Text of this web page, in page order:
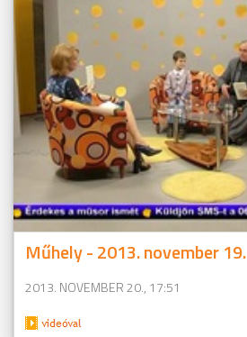
Műhely - 2013. november 19.
2013. NOVEMBER 20., 17:51